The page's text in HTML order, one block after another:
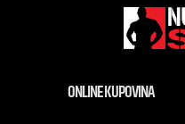
ONLINE KUPOVINA